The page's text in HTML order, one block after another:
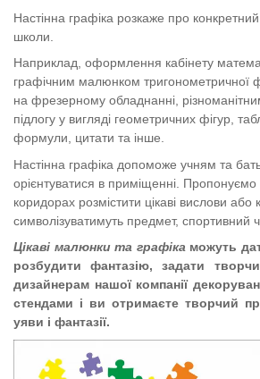
Настінна графіка розкаже про к
школи.
Наприклад, оформлення кабінету
графічним малюнком тригонометричної
на фрезерному обладнанні,
підлогу у вигляді геометричних фігур,
формули, цитати та інше.
Настінна графіка допоможе учням та
орієнтуватися в приміщенні. Пропонуємо
коридорах розмістити цікаві вислови або
символізуватимуть предмет, спортивний
Цікаві малюнки та графіка можуть
розбудити фантазію, задати
дизайнерам нашої компанії
стендами і ви отримаєте творчий
уяви і фантазії.